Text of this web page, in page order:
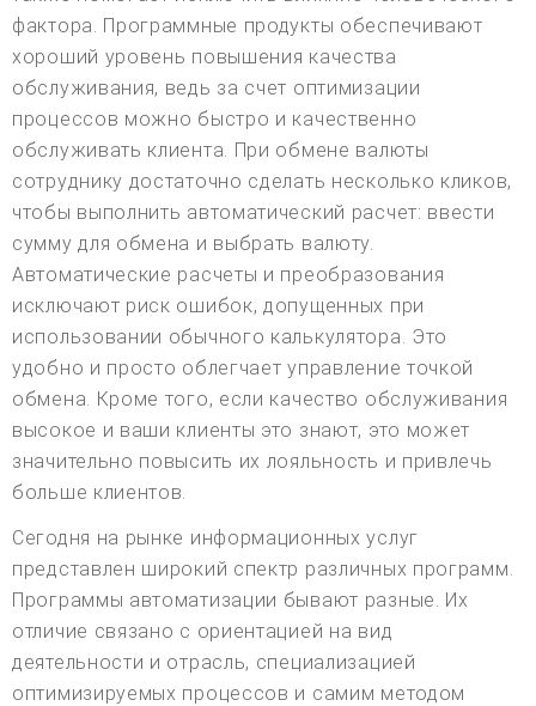
фактора. Программные продукты обеспечивают
хороший уровень повышения качества
обслуживания, ведь за счет оптимизации
процессов можно быстро и качественно
обслуживать клиента. При обмене валюты
сотруднику достаточно сделать несколько кликов,
чтобы выполнить автоматический расчет: ввести
сумму для обмена и выбрать валюту.
Автоматические расчеты и преобразования
исключают риск ошибок, допущенных при
использовании обычного калькулятора. Это
удобно и просто облегчает управление точкой
обмена. Кроме того, если качество обслуживания
высокое и ваши клиенты это знают, это может
значительно повысить их лояльность и привлечь
больше клиентов.
Сегодня на рынке информационных услуг
представлен широкий спектр различных программ.
Программы автоматизации бывают разные. Их
отличие связано с ориентацией на вид
деятельности и отрасль, специализацией
оптимизируемых процессов и самим методом